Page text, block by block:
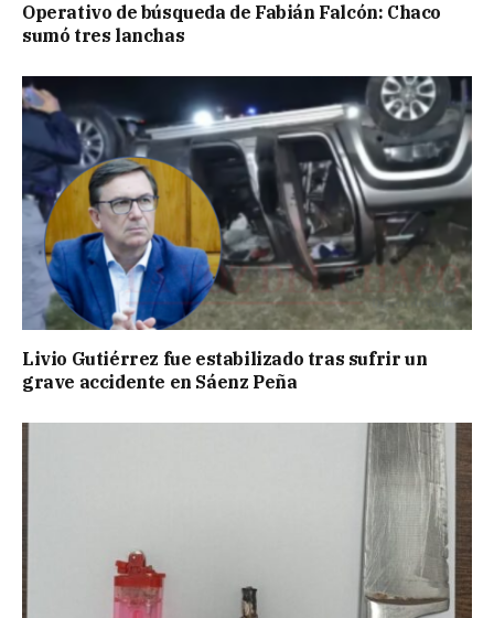
Operativo de búsqueda de Fabián Falcón: Chaco
sumó tres lanchas
Livio Gutiérrez fue estabilizado tras sufrir un
grave accidente en Sáenz Peña